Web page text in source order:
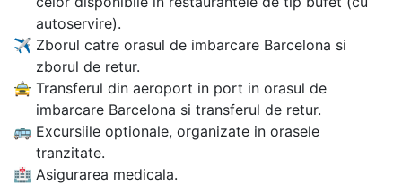
autoservire).
✈ Zborul catre orasul de imbarcare Barcelona si
zborul de retur.
🚖 Transferul din aeroport in port in orasul de
imbarcare Barcelona si transferul de retur.
🚌 Excursiile optionale, organizate in orasele
tranzitate.
🏥 Asigurarea medicala.